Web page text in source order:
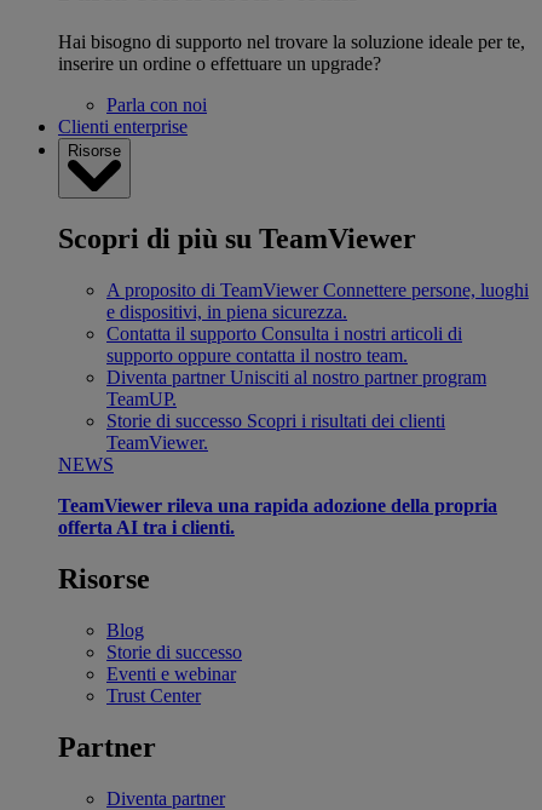
Hai bisogno di supporto nel trovare la soluzione ideale per te,
inserire un ordine o effettuare un upgrade?
Parla con noi
Clienti enterprise
Risorse
Scopri di più su TeamViewer
A proposito di TeamViewer Connettere persone, luoghi
e dispositivi, in piena sicurezza.
Contatta il supporto Consulta i nostri articoli di
supporto oppure contatta il nostro team.
Diventa partner Unisciti al nostro partner program
TeamUP.
Storie di successo Scopri i risultati dei clienti
TeamViewer.
NEWS
TeamViewer rileva una rapida adozione della propria
offerta AI tra i clienti.
Risorse
Blog
Storie di successo
Eventi e webinar
Trust Center
Partner
Diventa partner